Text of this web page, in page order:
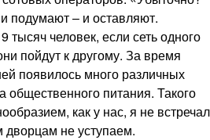
подумают – и оставляют.
тысяч человек, если сеть одного
пойдут к другому. За время
появилось много различных
общественного питания. Такого
как у нас, я не встречал
не уступаем.